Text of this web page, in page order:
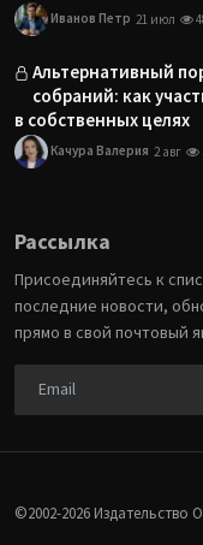
Иванов Петр 21 июл
Альтернативный
собраний: как
в собственных целях
Качура Валерия 2 авг
Рассылка
Присоединяйтесь к
последние новости,
прямо в свой почтовый
©2002-2026 Издательство